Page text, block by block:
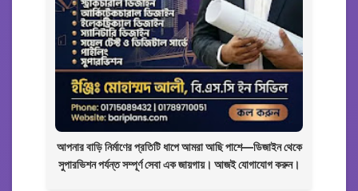
আপনার বাড়ি নির্মাণের প্রতিটি ধাপে আমরা আছি পাশে—ডিজাইন থেকে
সুপারভিশন পর্যন্ত সম্পূর্ণ সেবা এক জায়গায়। আজই যোগাযোগ করুন।